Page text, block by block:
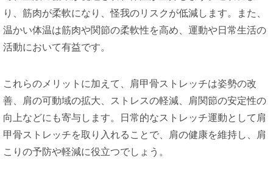
り、筋肉が柔軟になり、怪我のリスクが低減します。また、
温かい体温は筋肉や関節の柔軟性を高め、運動や日常生活の
活動において有益です。
これらのメリットに加えて、肩甲骨ストレッチは姿勢の改
善、肩の可動域の拡大、ストレスの軽減、肩関節の安定性の
向上などにも寄与します。日常的なストレッチ運動として肩
甲骨ストレッチを取り入れることで、肩の健康を維持し、肩
こりの予防や軽減に役立つでしょう。